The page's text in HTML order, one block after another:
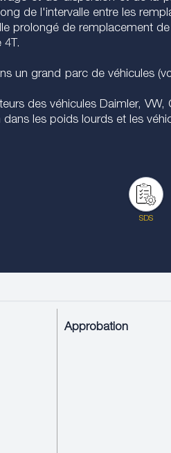
de l'intervalle entre les
prolongé de remplacement
4T.
un grand parc de véhicules
des véhicules Daimler,
les poids lourds et les
SDS
Approbation